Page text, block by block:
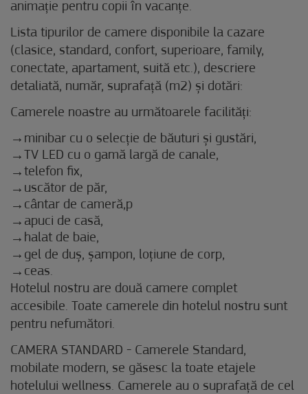
animație pentru copii în vacanțe.
Lista tipurilor de camere disponibile la cazare
(clasice, standard, confort, superioare, family,
conectate, apartament, suită etc.), descriere
detaliată, număr, suprafață (m2) și dotări:
Camerele noastre au următoarele facilități:
minibar cu o selecție de băuturi și gustări,
TV LED cu o gamă largă de canale,
telefon fix,
uscător de păr,
cântar de cameră,p
apuci de casă,
halat de baie,
gel de duș, șampon, loțiune de corp,
ceas.
Hotelul nostru are două camere complet
accesibile. Toate camerele din hotelul nostru sunt
pentru nefumători.
CAMERA STANDARD - Camerele Standard,
mobilate modern, se găsesc la toate etajele
hotelului wellness. Camerele au o suprafață de cel